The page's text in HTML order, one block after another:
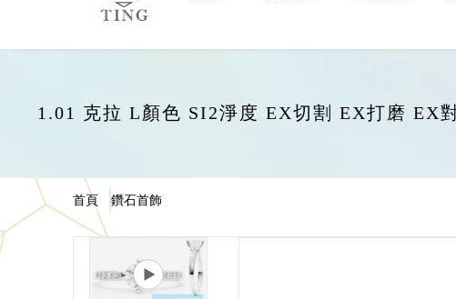
1.01 克拉 L顏色 SI2淨度 EX切割 EX打磨 EX
首頁 鑽石首飾